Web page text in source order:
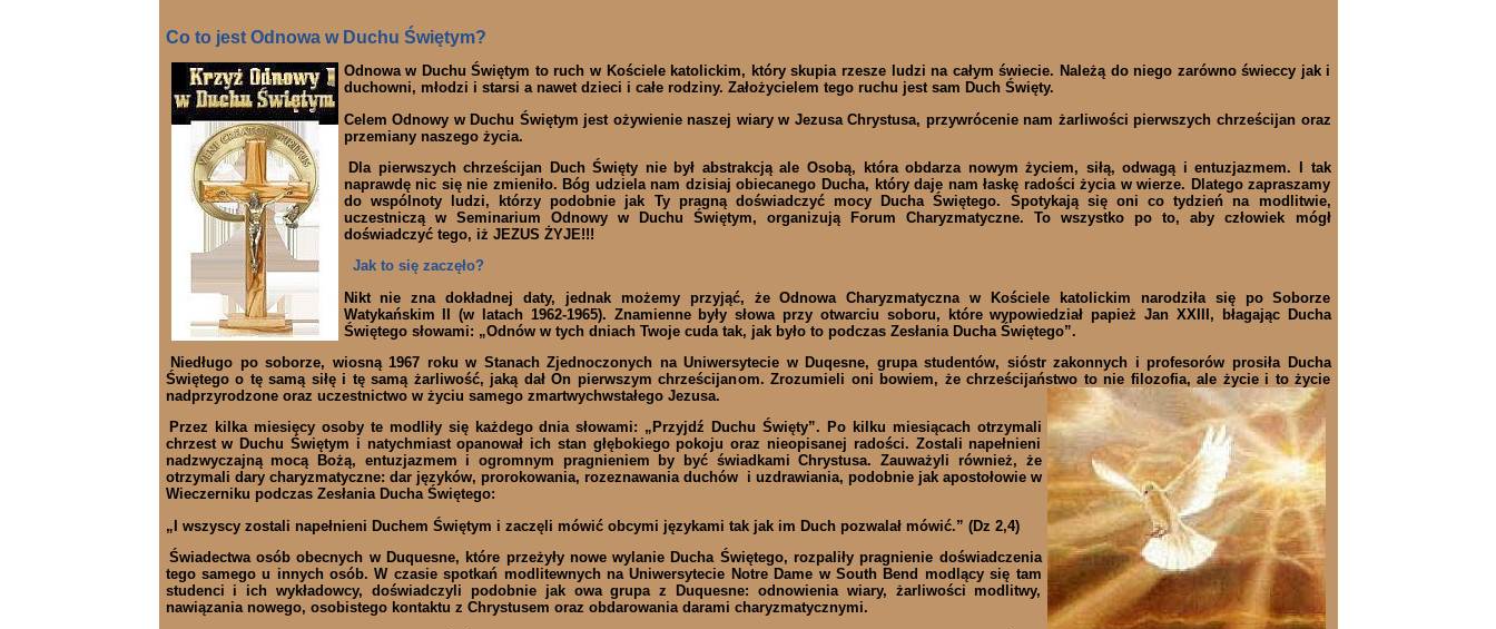
Co to jest Odnowa w Duchu Świętym?
Odnowa w Duchu Świętym to ruch w Kościele katolickim, który skupia rzesze ludzi na całym świecie. Należą do niego zarówno świeccy jak i
duchowni, młodzi i starsi a nawet dzieci i całe rodziny. Założycielem tego ruchu jest sam Duch Święty.
Celem Odnowy w Duchu Świętym jest ożywienie naszej wiary w Jezusa Chrystusa, przywrócenie nam żarliwości pierwszych chrześcijan oraz
przemiany naszego życia.
Dla pierwszych chrześcijan Duch Święty nie był abstrakcją ale Osobą, która obdarza nowym życiem, siłą, odwagą i entuzjazmem. I tak
naprawdę nic się nie zmieniło. Bóg udziela nam dzisiaj obiecanego Ducha, który daje nam łaskę radości życia w wierze. Dlatego zapraszamy
do wspólnoty ludzi, którzy podobnie jak Ty pragną doświadczyć mocy Ducha Świętego. Spotykają się oni co tydzień na modlitwie,
uczestniczą w Seminarium Odnowy w Duchu Świętym, organizują Forum Charyzmatyczne. To wszystko po to, aby człowiek mógł
doświadczyć tego, iż JEZUS ŻYJE!!!
Jak to się zaczęło?
Nikt nie zna dokładnej daty, jednak możemy przyjąć, że Odnowa Charyzmatyczna w Kościele katolickim narodziła się po Soborze
Watykańskim II (w latach 1962-1965). Znamienne były słowa przy otwarciu soboru, które wypowiedział papież Jan XXIII, błagając Ducha
Świętego słowami: „Odnów w tych dniach Twoje cuda tak, jak było to podczas Zesłania Ducha Świętego”.
Niedługo po soborze, wiosną 1967 roku w Stanach Zjednoczonych na Uniwersytecie w Duqesne, grupa studentów, sióstr zakonnych i profesorów prosiła Ducha
Świętego o tę samą siłę i tę samą żarliwość, jaką dał On pierwszym chrześcijanom. Zrozumieli oni bowiem, że chrześcijaństwo to nie filozofia, ale życie i to życie
nadprzyrodzone oraz uczestnictwo w życiu samego zmartwychwstałego Jezusa.
Przez kilka miesięcy osoby te modliły się każdego dnia słowami: „Przyjdź Duchu Święty”. Po kilku miesiącach otrzymali
chrzest w Duchu Świętym i natychmiast opanował ich stan głębokiego pokoju oraz nieopisanej radości. Zostali napełnieni
nadzwyczajną mocą Bożą, entuzjazmem i ogromnym pragnieniem by być świadkami Chrystusa. Zauważyli również, że
otrzymali dary charyzmatyczne: dar języków, prorokowania, rozeznawania duchów i uzdrawiania, podobnie jak apostołowie w
Wieczerniku podczas Zesłania Ducha Świętego:
„I wszyscy zostali napełnieni Duchem Świętym i zaczęli mówić obcymi językami tak jak im Duch pozwalał mówić.” (Dz 2,4)
Świadectwa osób obecnych w Duquesne, które przeżyły nowe wylanie Ducha Świętego, rozpaliły pragnienie doświadczenia
tego samego u innych osób. W czasie spotkań modlitewnych na Uniwersytecie Notre Dame w South Bend modlący się tam
studenci i ich wykładowcy, doświadczyli podobnie jak owa grupa z Duquesne: odnowienia wiary, żarliwości modlitwy,
nawiązania nowego, osobistego kontaktu z Chrystusem oraz obdarowania darami charyzmatycznymi.